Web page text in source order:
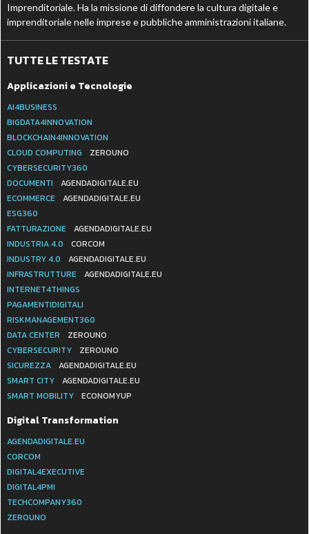
Imprenditoriale. Ha la missione di diffondere la cultura digitale e
imprenditoriale nelle imprese e pubbliche amministrazioni italiane.
TUTTE LE TESTATE
Applicazioni e Tecnologie
AI4BUSINESS
BIGDATA4INNOVATION
BLOCKCHAIN4INNOVATION
CLOUD COMPUTING
ZEROUNO
CYBERSECURITY360
DOCUMENTI
AGENDADIGITALE.EU
ECOMMERCE
AGENDADIGITALE.EU
ESG360
FATTURAZIONE
AGENDADIGITALE.EU
INDUSTRIA 4.0
CORCOM
INDUSTRY 4.0
AGENDADIGITALE.EU
INFRASTRUTTURE
AGENDADIGITALE.EU
INTERNET4THINGS
PAGAMENTIDIGITALI
RISKMANAGEMENT360
DATA CENTER
ZEROUNO
CYBERSECURITY
ZEROUNO
SICUREZZA
AGENDADIGITALE.EU
SMART CITY
AGENDADIGITALE.EU
SMART MOBILITY
ECONOMYUP
Digital Transformation
AGENDADIGITALE.EU
CORCOM
DIGITAL4EXECUTIVE
DIGITAL4PMI
TECHCOMPANY360
ZEROUNO